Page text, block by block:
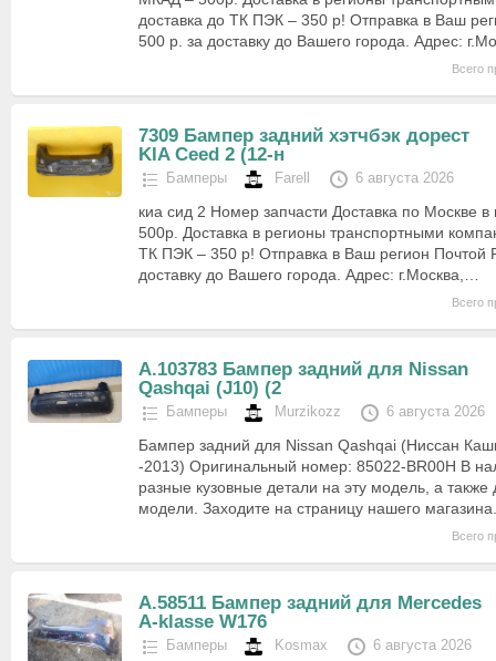
доставка до ТК ПЭК – 350 р! Отправка в Ваш
500 р. за доставку до Вашего города. Адрес:
Всего
7309 Бампер задний хэтчбэк дорест
KIA Ceed 2 (12-н
Бамперы Farell 6 августа 2026
киа сид 2 Номер запчасти Доставка по Москве
500р. Доставка в регионы транспортными
ТК ПЭК – 350 р! Отправка в Ваш регион Почтой
доставку до Вашего города. Адрес: г.Москва,…
Всего
А.103783 Бампер задний для Nissan
Qashqai (J10) (2
Бамперы Murzikozz 6 августа 2026
Бампер задний для Nissan Qashqai (Ниссан
-2013) Оригинальный номер: 85022-BR00H В
разные кузовные детали на эту модель, а также
модели. Заходите на страницу нашего
Всего
А.58511 Бампер задний для Mercedes
A-klasse W176
Бамперы Kosmax 6 августа 2026